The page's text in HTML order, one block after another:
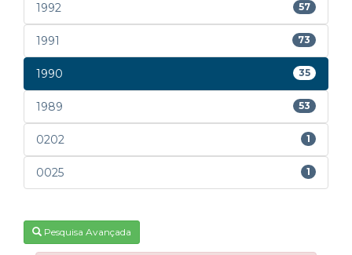
1992 57
1991 73
1990 35
1989 53
0202 1
0025 1
Pesquisa Avançada